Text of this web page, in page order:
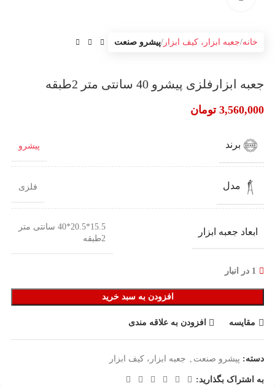
خانه جعبه ابزار، کیف ابزار پیشرو صنعت
جعبه ابزارفلزی پیشرو 40 سانتی متر 2طبقه
3,560,000 تومان
برند پیشرو
مدل فلزی
ابعاد جعبه ابزار
15.5*20.5*40 سانتی متر
2طبقه
1 در انبار
افزودن به سبد خرید
مقایسه افزودن به علاقه مندی
دسته: پیشرو صنعت , جعبه ابزار، کیف ابزار
به اشتراک بگذارید: